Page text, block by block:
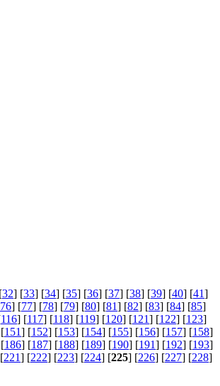
32] [33] [34] [35] [36] [37] [38] [39] [40] [41]
76] [77] [78] [79] [80] [81] [82] [83] [84] [85]
116] [117] [118] [119] [120] [121] [122] [123]
151] [152] [153] [154] [155] [156] [157] [158]
186] [187] [188] [189] [190] [191] [192] [193]
221] [222] [223] [224] [225] [226] [227] [228]